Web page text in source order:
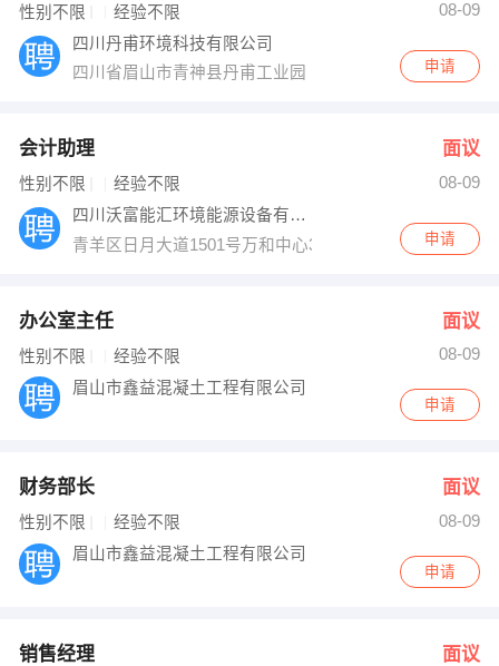
快递员
收银员 技术员/工程师
水电/机修
出纳
编辑
跟单
其他职位
性别不限 经验不限
08-09
四川丹甫环境科技有限公司
四川省眉山市青神县丹甫工业园
申请
会计助理 面议
性别不限 经验不限
08-09
四川沃富能汇环境能源设备有限公司
青羊区日月大道1501号万和中心3栋1009
申请
办公室主任 面议
性别不限 经验不限
08-09
眉山市鑫益混凝土工程有限公司
申请
财务部长 面议
性别不限 经验不限
08-09
眉山市鑫益混凝土工程有限公司
申请
销售经理 面议